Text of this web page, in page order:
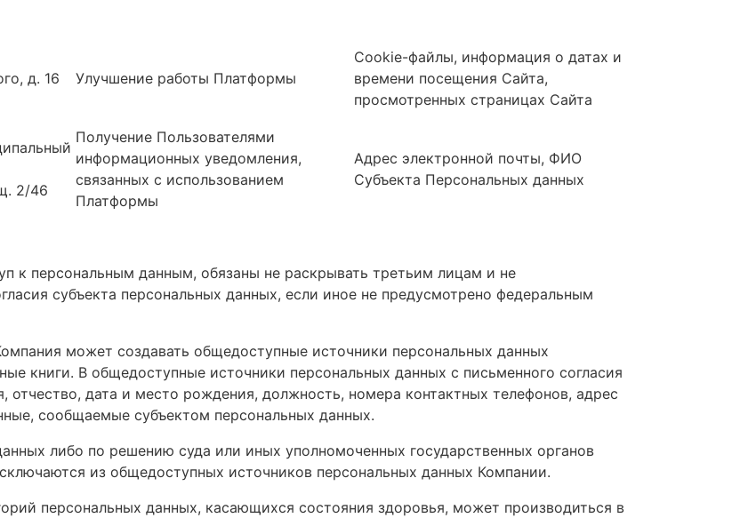
д. 16 Улучшение работы Платформы
Cookie-файлы, информация о датах и
времени посещения Сайта,
просмотренных страницах Сайта
2/46
Получение Пользователями
информационных уведомления,
связанных с использованием
Платформы
Адрес электронной почты, ФИО
Субъекта Персональных данных
к персональным данным, обязаны не раскрывать третьим лицам и не
субъекта персональных данных, если иное не предусмотрено федеральным
может создавать общедоступные источники персональных данных
книги. В общедоступные источники персональных данных с письменного согласия
отчество, дата и место рождения, должность, номера контактных телефонов, адрес
сообщаемые субъектом персональных данных.
либо по решению суда или иных уполномоченных государственных органов
из общедоступных источников персональных данных Компании.
персональных данных, касающихся состояния здоровья, может производиться в